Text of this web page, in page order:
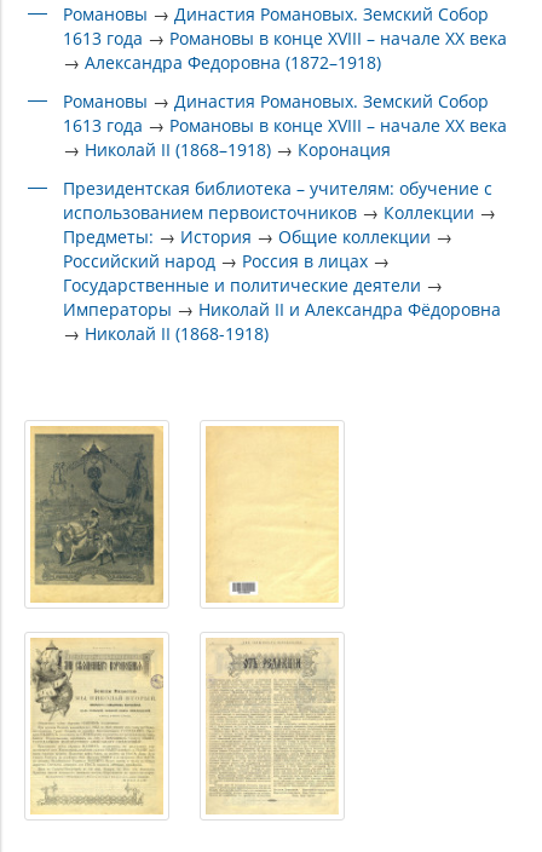
Романовы → Династия Романовых. Земский Собор
1613 года → Романовы в конце XVIII – начале XX века
→Александра Федоровна (1872–1918)
Романовы → Династия Романовых. Земский Собор
1613 года → Романовы в конце XVIII – начале XX века
→ Николай II (1868–1918) → Коронация
Президентская библиотека – учителям: обучение с
использованием первоисточников → Коллекции →
Предметы: → История →Общие коллекции →
Российский народ → Россия в лицах →
Государственные и политические деятели →
Императоры → Николай II и Александра Фёдоровна
→ Николай II (1868-1918)